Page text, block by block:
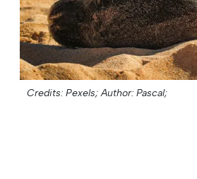
Credits: Pexels; Author: Pascal;